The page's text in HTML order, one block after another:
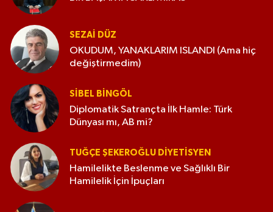
SEZAI DÜZ
OKUDUM, YANAKLARIM ISLANDI (Ama hiç
değiştirmedim)
SIBEL BINGÖL
Diplomatik Satrançta İlk Hamle: Türk
Dünyası mı, AB mi?
TUĞÇE ŞEKEROĞLU DIYETISYEN
Hamilelikte Beslenme ve Sağlıklı Bir
Hamilelik İçin İpuçları